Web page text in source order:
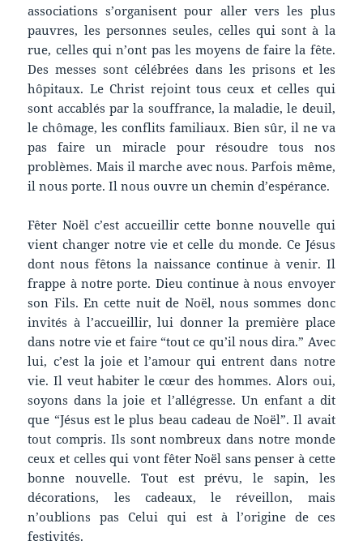
associations s’organisent pour aller vers les plus
pauvres, les personnes seules, celles qui sont à la
rue, celles qui n’ont pas les moyens de faire la fête.
Des messes sont célébrées dans les prisons et les
hôpitaux. Le Christ rejoint tous ceux et celles qui
sont accablés par la souffrance, la maladie, le deuil,
le chômage, les conflits familiaux. Bien sûr, il ne va
pas faire un miracle pour résoudre tous nos
problèmes. Mais il marche avec nous. Parfois même,
il nous porte. Il nous ouvre un chemin d’espérance.
Fêter Noël c’est accueillir cette bonne nouvelle qui
vient changer notre vie et celle du monde. Ce Jésus
dont nous fêtons la naissance continue à venir. Il
frappe à notre porte. Dieu continue à nous envoyer
son Fils. En cette nuit de Noël, nous sommes donc
invités à l’accueillir, lui donner la première place
dans notre vie et faire “tout ce qu’il nous dira.” Avec
lui, c’est la joie et l’amour qui entrent dans notre
vie. Il veut habiter le cœur des hommes. Alors oui,
soyons dans la joie et l’allégresse. Un enfant a dit
que “Jésus est le plus beau cadeau de Noël”. Il avait
tout compris. Ils sont nombreux dans notre monde
ceux et celles qui vont fêter Noël sans penser à cette
bonne nouvelle. Tout est prévu, le sapin, les
décorations, les cadeaux, le réveillon, mais
n’oublions pas Celui qui est à l’origine de ces
festivités.